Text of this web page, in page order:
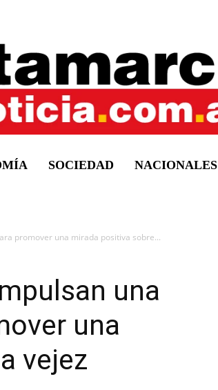
SOCIEDAD NACIONALES
promover una mirada positiva sobre...
una
una
vejez